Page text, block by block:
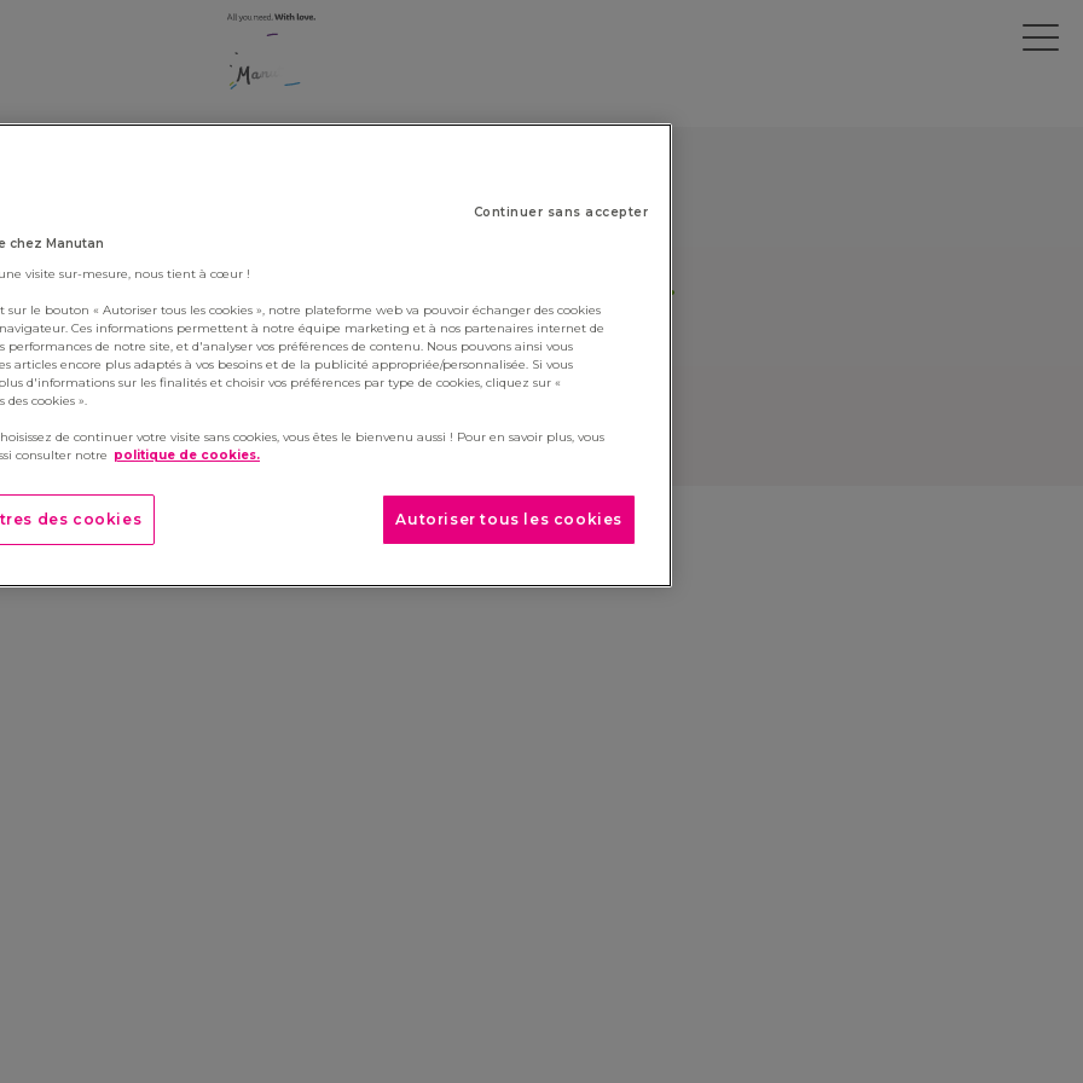
OUR VACANCIES
pour consulter les offres actuelles,
.
to see all our current vacancies,click here
Continuer sans accepter
chez Manutan
visite sur-mesure, nous tient à cœur !
sur le bouton « Autoriser tous les cookies », notre plateforme web va pouvoir échanger des cookies
Ces informations permettent à notre équipe marketing et à nos partenaires internet de
performances de notre site, et d'analyser vos préférences de contenu. Nous pouvons ainsi vous
articles encore plus adaptés à vos besoins et de la publicité appropriée/personnalisée. Si vous
d'informations sur les finalités et choisir vos préférences par type de cookies, cliquez sur «
des cookies ».
de continuer votre visite sans cookies, vous êtes le bienvenu aussi ! Pour en savoir plus, vous
consulter notre politique de cookies.
Autoriser tous les cookies
des cookies